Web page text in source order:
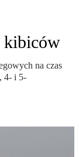
kibiców
na czas
4- i 5-